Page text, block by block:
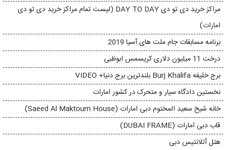
مراکز خرید دی تو دی DAY TO DAY (لیست تمام مراکز خرید دی تو دی
امارات)
برنامه مسابقات جام ملت های آسیا 2019
درخت 11 میلیون دلاری کریسمس ابوظبی
برج خلیفه Burj Khalifa بلندترین برج دنیا+ VIDEO
نخستین دادگاه سیار و متحرک در کشور امارات
خانه شیخ سعید المختوم دبی امارات (Saeed Al Maktoum House)
قاب دبی امارات (DUBAI FRAME)
هتل آتلانتیس دبی